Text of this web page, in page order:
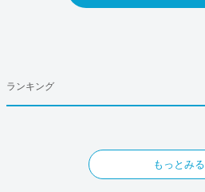
ランキング
もっとみる